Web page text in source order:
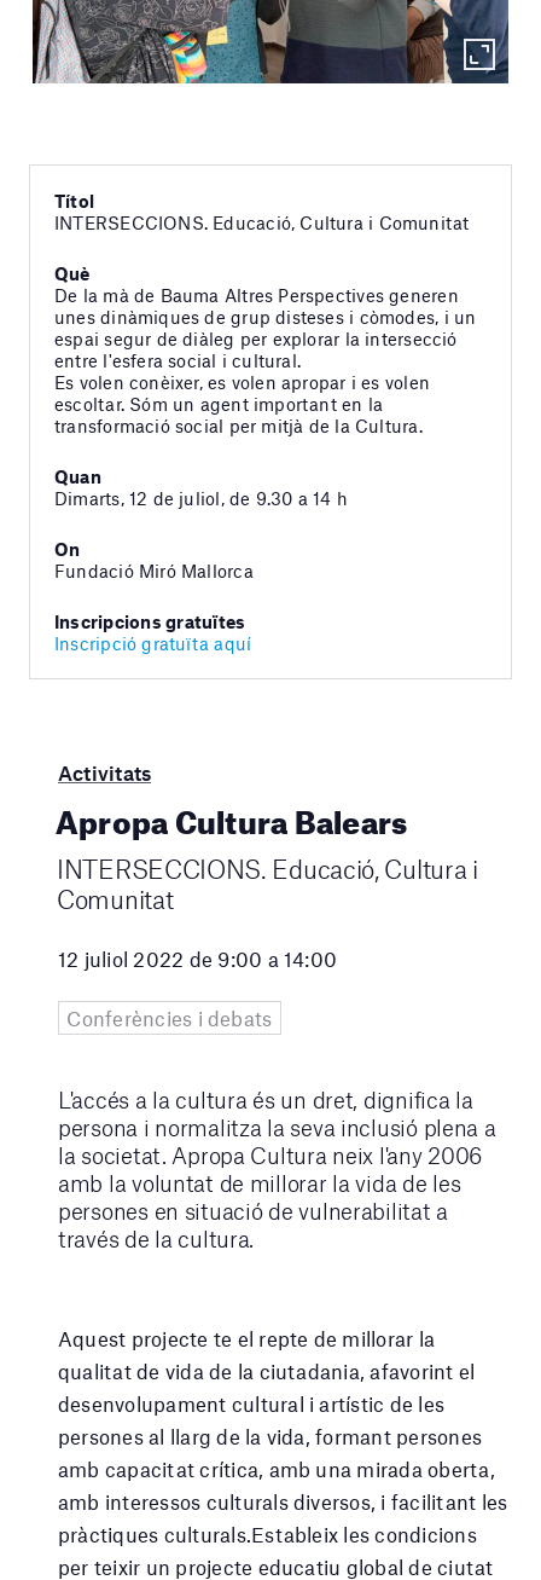
Títol
INTERSECCIONS. Educació, Cultura i Comunitat
Què
De la mà de Bauma Altres Perspectives generen
unes dinàmiques de grup disteses i còmodes, i un
espai segur de diàleg per explorar la intersecció
entre l'esfera social i cultural.
Es volen conèixer, es volen apropar i es volen
escoltar. Sóm un agent important en la
transformació social per mitjà de la Cultura.
Quan
Dimarts, 12 de juliol, de 9.30 a 14 h
On
Fundació Miró Mallorca
Inscripcions gratuïtes
Inscripció gratuïta aquí
Activitats
Apropa Cultura Balears
INTERSECCIONS. Educació, Cultura i
Comunitat
12 juliol 2022 de 9:00 a 14:00
Conferències i debats
L'accés a la cultura és un dret, dignifica la
persona i normalitza la seva inclusió plena a
la societat. Apropa Cultura neix l'any 2006
amb la voluntat de millorar la vida de les
persones en situació de vulnerabilitat a
través de la cultura.
Aquest projecte te el repte de millorar la
qualitat de vida de la ciutadania, afavorint el
desenvolupament cultural i artístic de les
persones al llarg de la vida, formant persones
amb capacitat crítica, amb una mirada oberta,
amb interessos culturals diversos, i facilitant les
pràctiques culturals.Estableix les condicions
per teixir un projecte educatiu global de ciutat